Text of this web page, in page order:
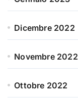
Dicembre 2022
Novembre 2022
Ottobre 2022